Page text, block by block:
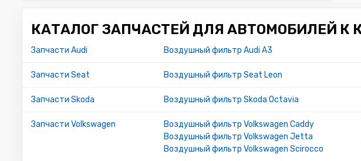
КАТАЛОГ ЗАПЧАСТЕЙ ДЛЯ АВТОМОБИЛЕЙ К
Запчасти Audi Воздушный фильтр Audi A3
Запчасти Seat Воздушный фильтр Seat Leon
Запчасти Skoda Воздушный фильтр Skoda Octavia
Запчасти Volkswagen Воздушный фильтр Volkswagen Caddy
Воздушный фильтр Volkswagen Jetta
Воздушный фильтр Volkswagen Scirocco